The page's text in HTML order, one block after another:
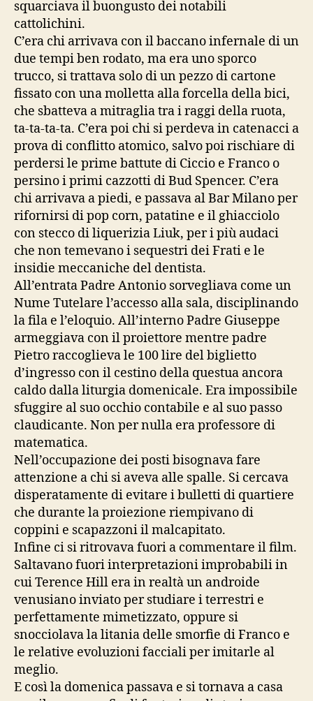
squarciava il buongusto dei notabili
cattolichini.
C’era chi arrivava con il baccano infernale di un
due tempi ben rodato, ma era uno sporco
trucco, si trattava solo di un pezzo di cartone
fissato con una molletta alla forcella della bici,
che sbatteva a mitraglia tra i raggi della ruota,
ta-ta-ta-ta. C’era poi chi si perdeva in catenacci a
prova di conflitto atomico, salvo poi rischiare di
perdersi le prime battute di Ciccio e Franco o
persino i primi cazzotti di Bud Spencer. C’era
chi arrivava a piedi, e passava al Bar Milano per
rifornirsi di pop corn, patatine e il ghiacciolo
con stecco di liquerizia Liuk, per i più audaci
che non temevano i sequestri dei Frati e le
insidie meccaniche del dentista.
All’entrata Padre Antonio sorvegliava come un
Nume Tutelare l’accesso alla sala, disciplinando
la fila e l’eloquio. All’interno Padre Giuseppe
armeggiava con il proiettore mentre padre
Pietro raccoglieva le 100 lire del biglietto
d’ingresso con il cestino della questua ancora
caldo dalla liturgia domenicale. Era impossibile
sfuggire al suo occhio contabile e al suo passo
claudicante. Non per nulla era professore di
matematica.
Nell’occupazione dei posti bisognava fare
attenzione a chi si aveva alle spalle. Si cercava
disperatamente di evitare i bulletti di quartiere
che durante la proiezione riempivano di
coppini e scapazzoni il malcapitato.
Infine ci si ritrovava fuori a commentare il film.
Saltavano fuori interpretazioni improbabili in
cui Terence Hill era in realtà un androide
venusiano inviato per studiare i terrestri e
perfettamente mimetizzato, oppure si
snocciolava la litania delle smorfie di Franco e
le relative evoluzioni facciali per imitarle al
meglio.
E così la domenica passava e si tornava a casa